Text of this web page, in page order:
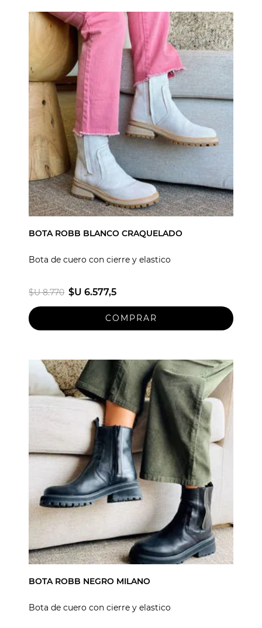
BOTA ROBB BLANCO CRAQUELADO
Bota de cuero con cierre y elastico
$U 8.770 $U 6.577,5
BOTA ROBB NEGRO MILANO
Bota de cuero con cierre y elastico